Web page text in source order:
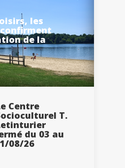
les
de la
Centre
T.
du 03 au
08/26